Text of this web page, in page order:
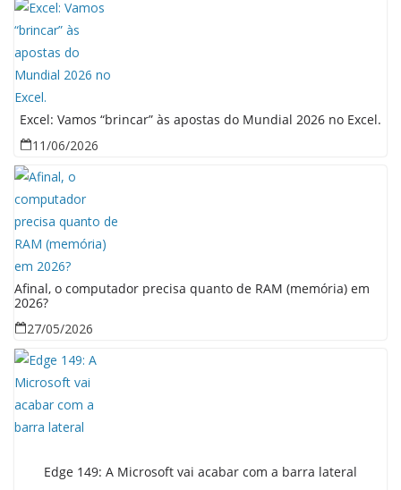
Excel: Vamos “brincar” às apostas do Mundial 2026 no Excel.
11/06/2026
Afinal, o computador precisa quanto de RAM (memória) em
2026?
27/05/2026
Edge 149: A Microsoft vai acabar com a barra lateral